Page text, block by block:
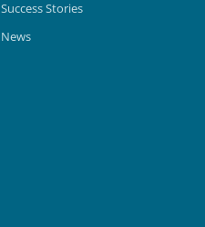
Success Stories
News